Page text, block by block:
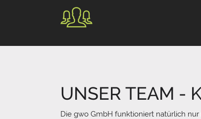
UNSER TEAM -
Die gwo GmbH funktioniert natürlich